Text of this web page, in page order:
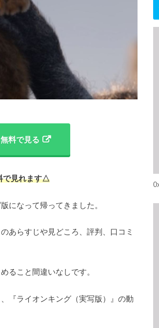
料で見る
で見れます△
になって帰ってきました。
あらすじや見どころ、評判、口コミ
ること間違いなしです。
『ライオンキング（実写版）』の動